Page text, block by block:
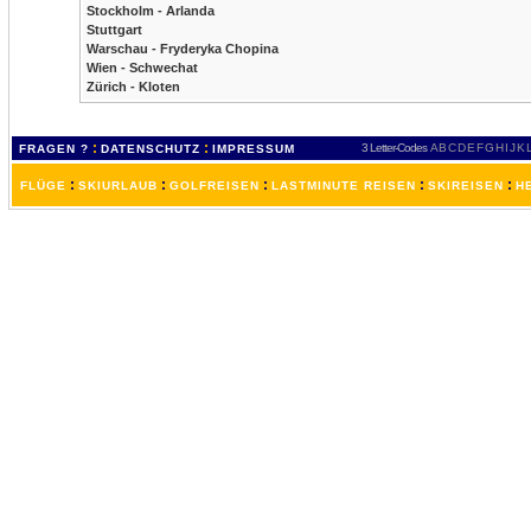
Stockholm - Arlanda
Stuttgart
Warschau - Fryderyka Chopina
Wien - Schwechat
Zürich - Kloten
FRAGEN ? : DATENSCHUTZ : IMPRESSUM 3 Letter-Codes ABCDEFGH IJKL
FLÜGE : SKIURLAUB : GOLFREISEN : LASTMINUTE REISEN : SKIREISEN :